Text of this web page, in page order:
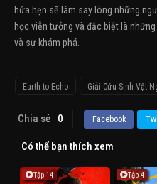
hứa hẹn sẽ làm say lòng những
học viễn tưởng và đặc biệt là
và sự khám phá.
Earth to Echo Giải Cứu Sinh Vật
Chia sẻ 0 Facebook
Có thể bạn thích xem
Tập 14 Tập 4